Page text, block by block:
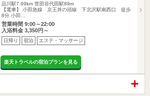
品川駅7.69km 世田谷代田駅89m
【電車】 小田急線 京王井の頭線 下北沢駅南西口 徒歩
8分 小田…
営業時間 9:00～22:00
入浴料金 3,350円～
日帰り 宿泊 エステ・マッサージ
楽天トラベルの宿泊プランを見る